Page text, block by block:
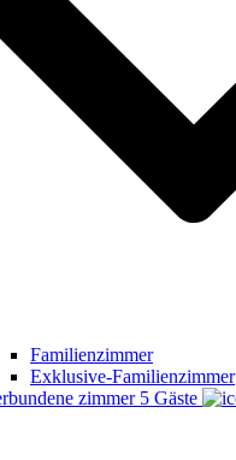
Familienzimmer
Exklusive-Familienzimmer
zimmer 5 Gäste